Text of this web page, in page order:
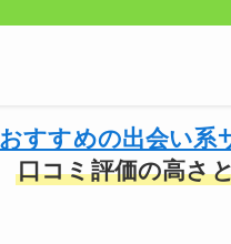
すすめの出会い系
口コミ評価の高さ